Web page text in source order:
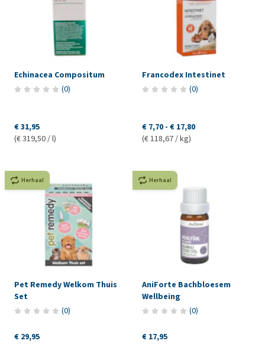
Echinacea Compositum
(0)
€ 31,95
(€ 319,50 / l)
Francodex Intestinet
(0)
€ 7,70 - € 17,80
(€ 118,67 / kg)
Herhaal
Pet Remedy Welkom Thuis
Set
(0)
€ 29,95
Herhaal
AniForte Bachbloesem
Wellbeing
(0)
€ 17,95